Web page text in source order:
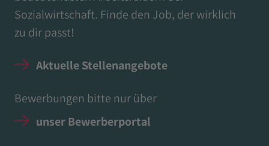
Sozialwirtschaft. Finde den Job, der wirklich
zu dir passt!
Aktuelle Stellenangebote
Bewerbungen bitte nur über
unser Bewerberportal